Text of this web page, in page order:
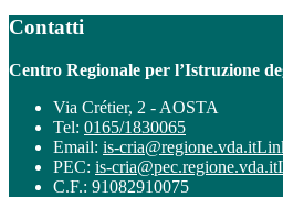
Contatti
Centro Regionale per l’Istruzione
Via Crétier, 2 - AOSTA
Tel: 0165/1830065
Email: is-cria@regione.vda.it
PEC: is-cria@pec.regione.vda.it
C.F.: 91082910075